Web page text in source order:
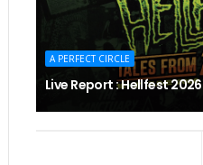
A PERFECT CIRCLE
Live Report : Hellfest